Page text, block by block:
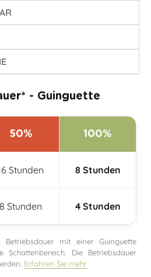
- Guinguette
50% 100%
Stunden 8 Stunden
8 Stunden 4 Stunden
mit einer Guinguette
Die Betriebsdauer
Erfahren Sie mehr